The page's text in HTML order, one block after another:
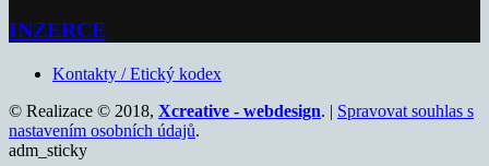
INZERCE
Kontakty / Etický kodex
© Realizace © 2018, Xcreative - webdesign. | Spravovat souhlas s
nastavením osobních údajů.
adm_sticky